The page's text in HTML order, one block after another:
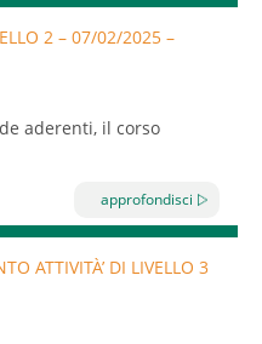
in ambiente di
da agenti chimici;
di lavoro (lesioni da
intossicazioni; ferite
2 – 07/02/2025 –
aderenti, il corso
DPI, visione
approfondisci
ATTIVITÀ’ DI LIVELLO 3